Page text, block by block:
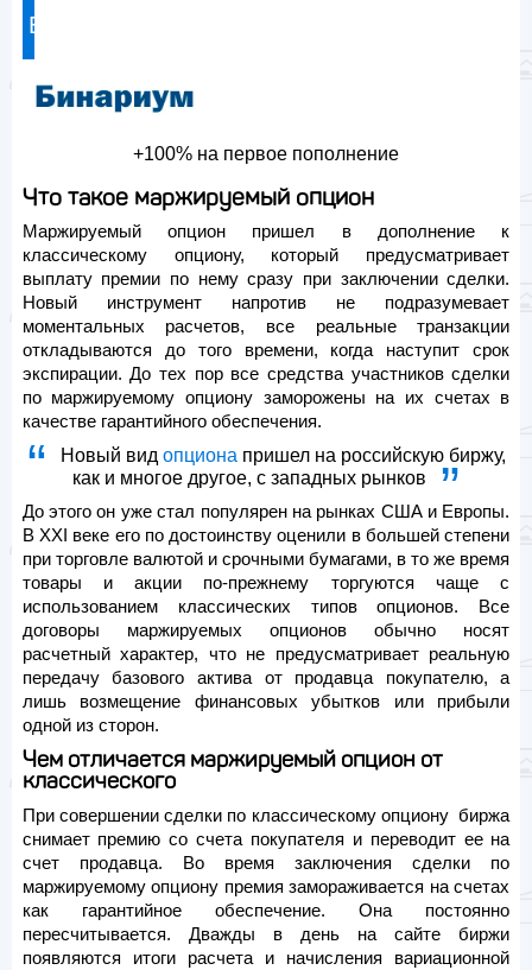
Брокер
+100% на первое пополнение
Что такое маржируемый опцион
Маржируемый опцион пришел в дополнение к
классическому опциону, который предусматривает
выплату премии по нему сразу при заключении сделки.
Новый инструмент напротив не подразумевает
моментальных расчетов, все реальные транзакции
откладываются до того времени, когда наступит срок
экспирации. До тех пор все средства участников сделки
по маржируемому опциону заморожены на их счетах в
качестве гарантийного обеспечения.
Новый вид опциона пришел на российскую биржу,
как и многое другое, с западных рынков
До этого он уже стал популярен на рынках США и Европы.
В XXI веке его по достоинству оценили в большей степени
при торговле валютой и срочными бумагами, в то же время
товары и акции по-прежнему торгуются чаще с
использованием классических типов опционов. Все
договоры маржируемых опционов обычно носят
расчетный характер, что не предусматривает реальную
передачу базового актива от продавца покупателю, а
лишь возмещение финансовых убытков или прибыли
одной из сторон.
Чем отличается маржируемый опцион от
классического
При совершении сделки по классическому опциону биржа
снимает премию со счета покупателя и переводит ее на
счет продавца. Во время заключения сделки по
маржируемому опциону премия замораживается на счетах
как гарантийное обеспечение. Она постоянно
пересчитывается. Дважды в день на сайте биржи
появляются итоги расчета и начисления вариационной